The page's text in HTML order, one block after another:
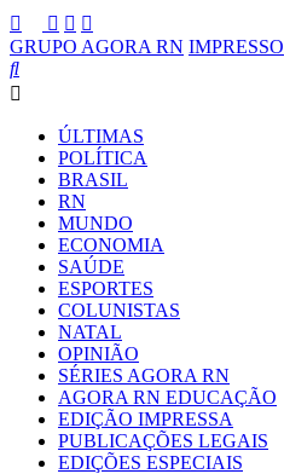
GRUPO AGORA RN IMPRESSO
ÚLTIMAS
POLÍTICA
BRASIL
RN
MUNDO
ECONOMIA
SAÚDE
ESPORTES
COLUNISTAS
NATAL
OPINIÃO
SÉRIES AGORA RN
AGORA RN EDUCAÇÃO
EDIÇÃO IMPRESSA
PUBLICAÇÕES LEGAIS
EDIÇÕES ESPECIAIS